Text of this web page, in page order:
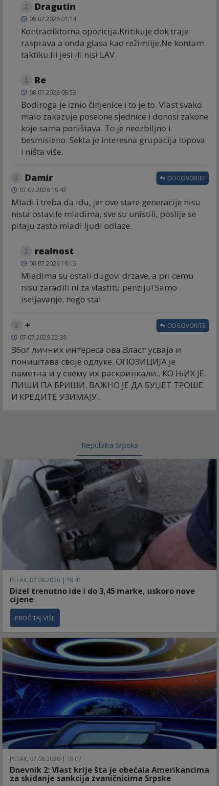
Dragutin
08.07.2026 01:14
Kontradiktorna opozicija.Kritikuje dok traje
rasprava a onda glasa kao režimlije.Ne kontam
taktiku.Ili jesi ili nisi LAV
Re
08.07.2026 08:53
Bodiroga je iznio činjenice i to je to. Vlast svako
malo zakazuje posebne sjednice i donosi zakone
koje sama poništava. To je neozbiljno i
besmisleno. Sekta je interesna grupacija lopova
i ništa više.
Damir
07.07.2026 19:42
Mladi i treba da idu, jer ove stare generacije nisu
nista ostavile mladima, sve su unistili, poslije se
pitaju zasto mladi ljudi odlaze.
ODGOVORITE
realnost
08.07.2026 16:13
Mladima su ostali dugovi drzave, a pri cemu
nisu zaradili ni za vlastitu penziju! Samo
iseljavanje, nego sta!
+
07.07.2026 22:38
Због личних интереса ова Власт усваја и
поништава своје одлуке. ОПОЗИЦИЈА је
паметна и у свему их раскринкали.. КО ЊИХ ЈЕ.
ПИШИ ПА БРИШИ. ВАЖНО ЈЕ ДА БУЏЕТ ТРОШЕ
И КРЕДИТЕ УЗИМАЈУ..
ODGOVORITE
Republika Srpska
PETAK, 07.08.2026 | 18:41
Dizel trenutno ide i do 3,45 marke, uskoro nove
cijene
PROČITAJ VIŠE
PETAK, 07.08.2026 | 18:07
Dnevnik 2: Vlast krije šta je obećala Amerikancima
za skidanje sankcija zvaničnicima Srpske